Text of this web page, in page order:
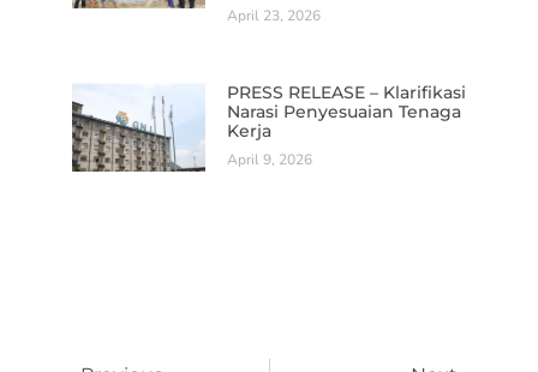
April 23, 2026
PRESS RELEASE – Klarifikasi
Narasi Penyesuaian Tenaga
Kerja
April 9, 2026